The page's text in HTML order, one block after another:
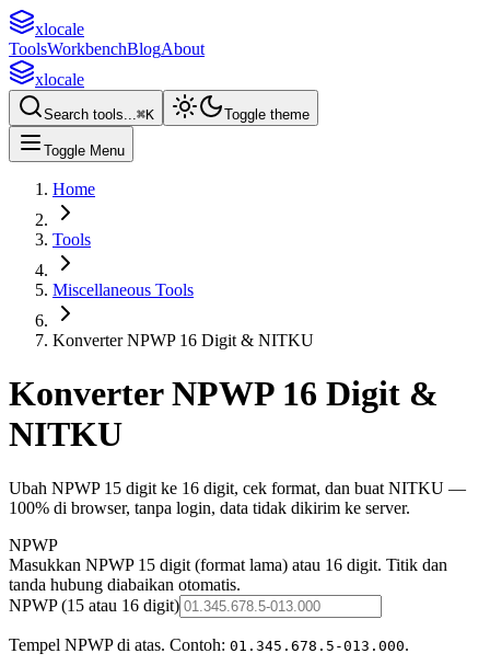
xlocale
ToolsWorkbenchBlogAbout
xlocale
Search tools...⌘K Toggle theme
Toggle Menu
Home
Tools
Miscellaneous Tools
Konverter NPWP 16 Digit & NITKU
Konverter NPWP 16 Digit &
NITKU
Ubah NPWP 15 digit ke 16 digit, cek format, dan buat NITKU —
100% di browser, tanpa login, data tidak dikirim ke server.
NPWP
Masukkan NPWP 15 digit (format lama) atau 16 digit. Titik dan
tanda hubung diabaikan otomatis.
NPWP (15 atau 16 digit)
Tempel NPWP di atas. Contoh: 01.345.678.5-013.000.